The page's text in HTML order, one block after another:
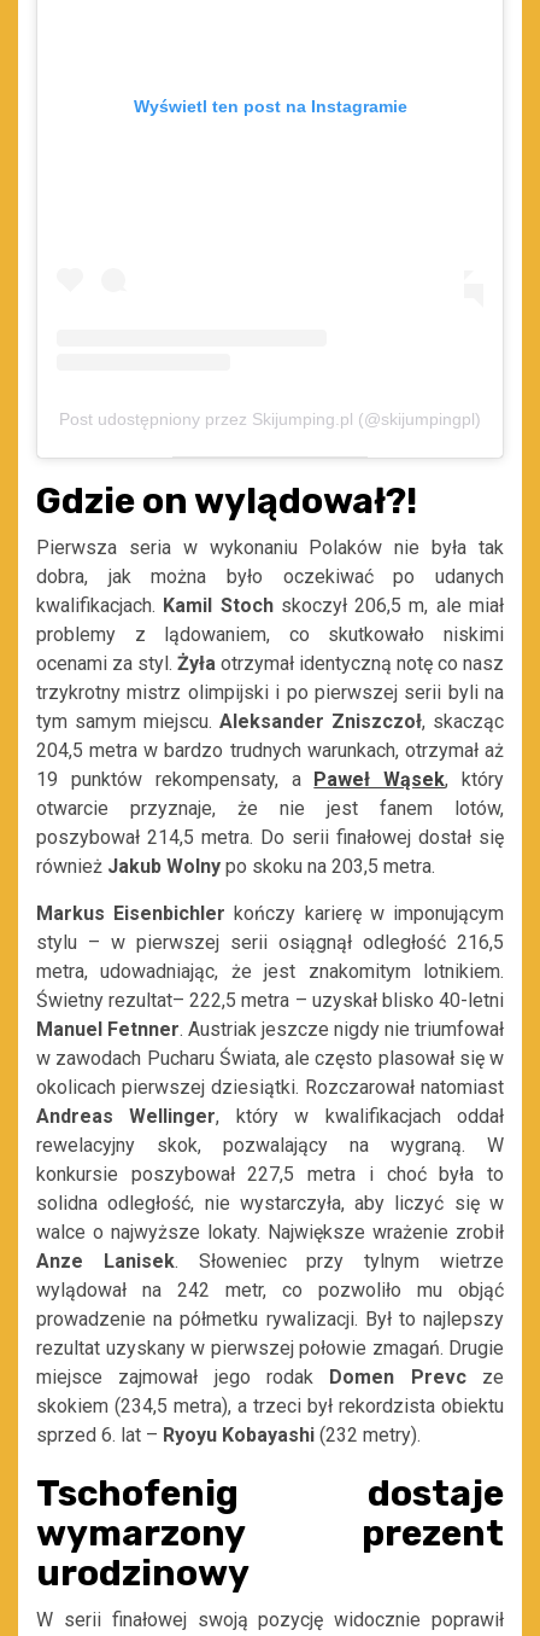
Wyświetl ten post na Instagramie
Post udostępniony przez Skijumping.pl (@skijumpingpl)
Gdzie on wylądował?!
Pierwsza seria w wykonaniu Polaków nie była tak
dobra, jak można było oczekiwać po udanych
kwalifikacjach. Kamil Stochskoczył 206,5 m, ale miał
problemy z lądowaniem, co skutkowało niskimi
ocenami za styl. Żyła otrzymał identyczną notę co nasz
trzykrotny mistrz olimpijski i po pierwszej serii byli na
tym samym miejscu. Aleksander Zniszczoł, skacząc
204,5 metra w bardzo trudnych warunkach, otrzymał aż
19 punktów rekompensaty, a
Paweł Wąsek, który
otwarcie przyznaje, że nie jest fanem lotów,
poszybował 214,5 metra. Do serii finałowej dostał się
również Jakub Wolny po skoku na 203,5 metra.
Markus Eisenbichler kończy karierę w imponującym
stylu – w pierwszej serii osiągnął odległość 216,5
metra, udowadniając, że jest znakomitym lotnikiem.
Świetny rezultat– 222,5 metra – uzyskał blisko 40-letni
Manuel Fetnner. Austriak jeszcze nigdy nie triumfował
w zawodach Pucharu Świata, ale często plasował się w
okolicach pierwszej dziesiątki. Rozczarował natomiast
Andreas Wellinger, który w kwalifikacjach oddał
rewelacyjny skok, pozwalający na wygraną. W
konkursie poszybował 227,5 metra i choć była to
solidna odległość, nie wystarczyła, aby liczyć się w
walce o najwyższe lokaty. Największe wrażenie zrobił
Anze Lanisek. Słoweniec przy tylnym wietrze
wylądował na 242 metr, co pozwoliło mu objąć
prowadzenie na półmetku rywalizacji. Był to najlepszy
rezultat uzyskany w pierwszej połowie zmagań. Drugie
miejsce zajmował jego rodak
Domen Prevcze
skokiem (234,5 metra), a trzeci był rekordzista obiektu
sprzed 6. lat – Ryoyu Kobayashi (232 metry).
Tschofenig dostaje
wymarzony prezent
urodzinowy
W serii finałowej swoją pozycję widocznie poprawił